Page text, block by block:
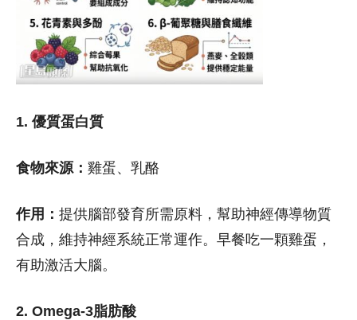
1. 優質蛋白質
食物來源： 雞蛋、乳酪
作用： 提供腦部發育所需原料，幫助神經傳導物質
合成，維持神經系統正常運作。早餐吃一顆雞蛋，
有助激活大腦。
2. Omega-3脂肪酸